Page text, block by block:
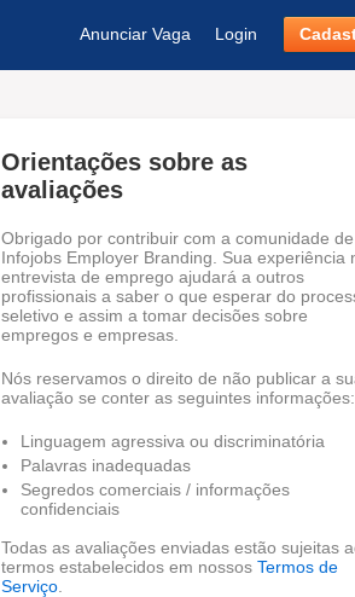
Anunciar Vaga Login
Orientações sobre as
avaliações
Obrigado por contribuir com a comunidade de
Infojobs Employer Branding. Sua experiência
entrevista de emprego ajudará a outros
profissionais a saber o que esperar do
seletivo e assim a tomar decisões sobre
empregos e empresas.
Nós reservamos o direito de não publicar a
avaliação se conter as seguintes informações:
Linguagem agressiva ou discriminatória
Palavras inadequadas
Segredos comerciais / informações
confidenciais
Todas as avaliações enviadas estão sujeitas
termos estabelecidos em nossos Termos de
Serviço